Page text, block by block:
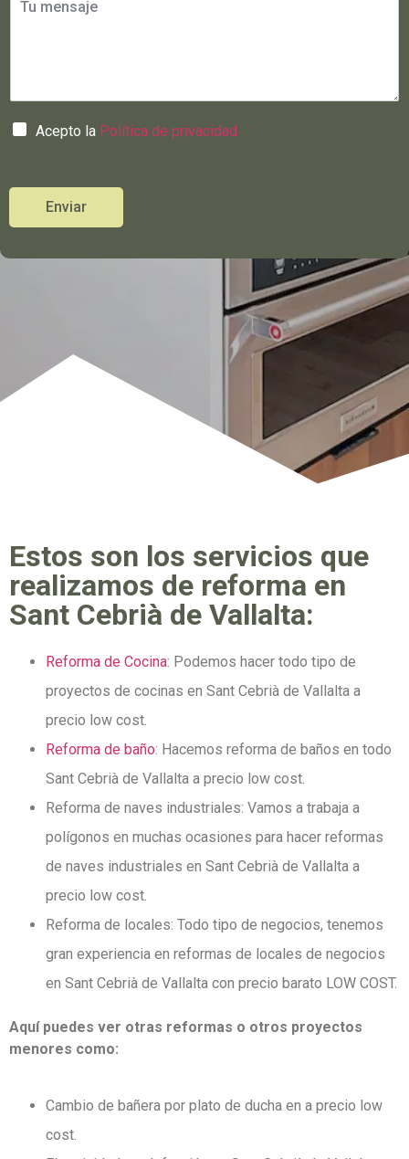
Acepto la Política de privacidad
Enviar
Estos son los servicios que
realizamos de reforma en
Sant Cebrià de Vallalta:
Reforma de Cocina: Podemos hacer todo tipo de
proyectos de cocinas en Sant Cebrià de Vallalta a
precio low cost.
Reforma de baño: Hacemos reforma de baños en todo
Sant Cebrià de Vallalta a precio low cost.
Reforma de naves industriales: Vamos a trabaja a
polígonos en muchas ocasiones para hacer reformas
de naves industriales en Sant Cebrià de Vallalta a
precio low cost.
Reforma de locales: Todo tipo de negocios, tenemos
gran experiencia en reformas de locales de negocios
en Sant Cebrià de Vallalta con precio barato LOW COST.
Aquí puedes ver otras reformas o otros proyectos
menores como:
Cambio de bañera por plato de ducha en a precio low
cost.